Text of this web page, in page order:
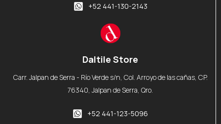
+52 441-130-2143
Daltile Store
Carr. Jalpan de Serra - Río Verde s/n, Col. Arroyo de las cañas, CP.
76340, Jalpan de Serra, Qro.
+52 441-123-5096